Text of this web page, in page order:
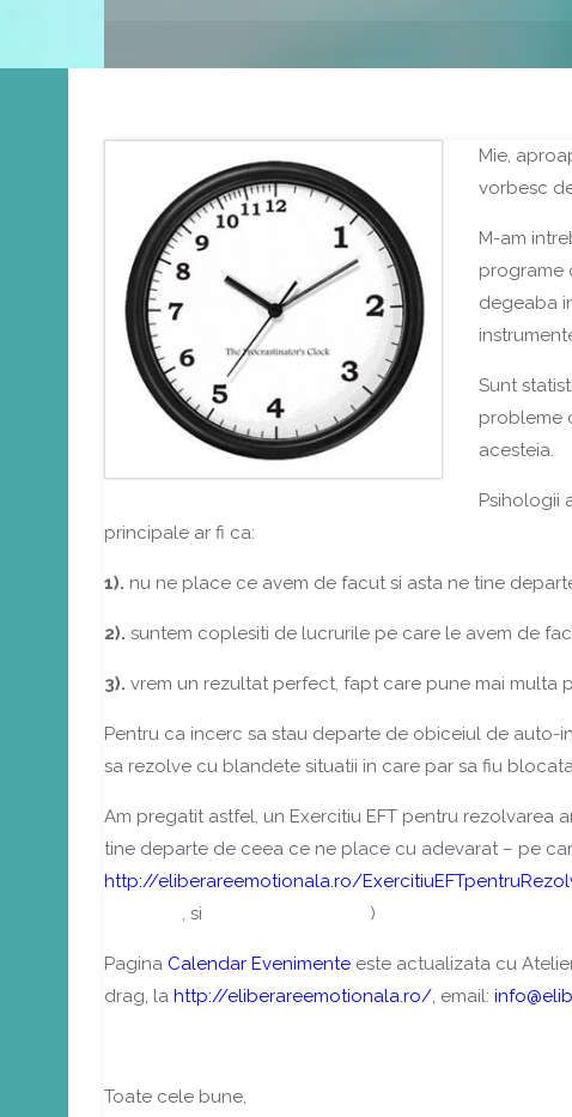
Mie,
vorbesc
M-am
programe
degeaba
Sunt
probleme
acesteia.
Psihologii
principale ar fi ca:
1). nu ne place ce avem de facut si asta ne tine
2). suntem coplesiti de lucrurile pe care le avem de
3). vrem un rezultat perfect, fapt care pune mai multa
Pentru ca incerc sa stau departe de obiceiul de
sa rezolve cu blandete situatii in care par sa fiu
Am pregatit astfel, un Exercitiu EFT pentru rezolvarea
tine departe de ceea ce ne place cu adevarat – pe
http://eliberareemotionala.ro/
, si )
Pagina Calendar Evenimente este actualizata cu
drag, la http://eliberareemotionala.ro/, email:
Toate cele bune,